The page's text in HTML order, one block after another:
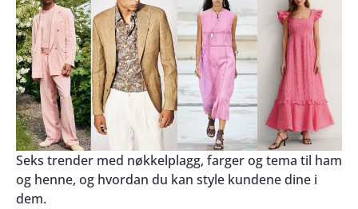
Seks trender med nøkkelplagg, farger og tema til ham
og henne, og hvordan du kan style kundene dine i
dem.